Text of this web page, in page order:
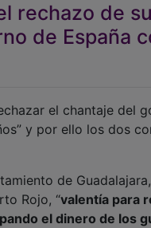
rechazo de
de España
el chantaje del
y por ello los dos
de Guadalajara,
Rojo, “valentía para
el dinero de los